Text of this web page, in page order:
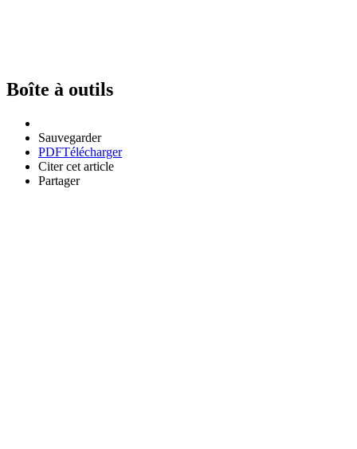
Boîte à outils
Sauvegarder
PDFTélécharger
Citer cet article
Partager